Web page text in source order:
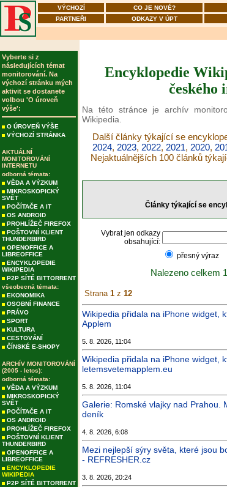
VÝCHOZÍ CO JE NOVÉ?
PARTNEŘI
ODKAZY V ÚPT
Vyberte si z
následujících témat
monitorování. Na
výchozí stránku mých
aktivit se dostanete
volbou 'O úroveň
výše':
O ÚROVEŇ VÝŠE
VÝCHOZÍ STRÁNKA
AKTUÁLNÍ
MONITOROVÁNÍ
INTERNETU
odborná témata:
VĚDA A VÝZKUM
MIKROSKOPICKÝ
SVĚT
POČÍTAČE A IT
OS ANDROID
PROHLÍŽEČ FIREFOX
POŠTOVNÍ KLIENT
THUNDERBIRD
OPENOFFICE A
LIBREOFFICE
ENCYKLOPEDIE
WIKIPEDIA
P2P SÍTĚ BITTORRENT
všeobecná témata:
EKONOMIKA
OSOBNÍ FINANCE
PRÁVO
SPORT
KULTURA
CESTOVÁNÍ
ČÍNSKÉ E-SHOPY
ARCHÍV MONITOROVÁNÍ
(2005 - letos):
odborná témata:
VĚDA A VÝZKUM
MIKROSKOPICKÝ
SVĚT
POČÍTAČE A IT
OS ANDROID
PROHLÍŽEČ FIREFOX
POŠTOVNÍ KLIENT
THUNDERBIRD
OPENOFFICE A
LIBREOFFICE
ENCYKLOPEDIE
WIKIPEDIA
P2P SÍTĚ BITTORRENT
Encyklopedie
českého
Na této stránce je archív
Wikipedia.
Další články týkající se
2024, 2023, 2022, 2021, 2020,
Nejaktuálnějších 100 článků
Články týkající se
Vybrat jen odkazy
obsahující:
přesný výraz
Nalezeno celkem
Strana 1 z 12
Wikipedia přidala na iPhone widget,
Applem
5. 8. 2026, 11:04
Wikipedia přidala na iPhone widget,
letemsvetemapplem.eu
5. 8. 2026, 11:04
Galerie: Romské vlajky nad Prahou.
deník
4. 8. 2026, 6:08
Mezi nejlepší sýry světa, které jsou
- REFRESHER.cz
3. 8. 2026, 20:24